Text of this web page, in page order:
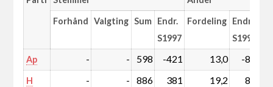
Forhånd Valgting Sum Endr.
S1997
Fordeling Endr.
S1997
Ap - - 598 -421 13,0 -8,2
H - - 886 381 19,2 8,7